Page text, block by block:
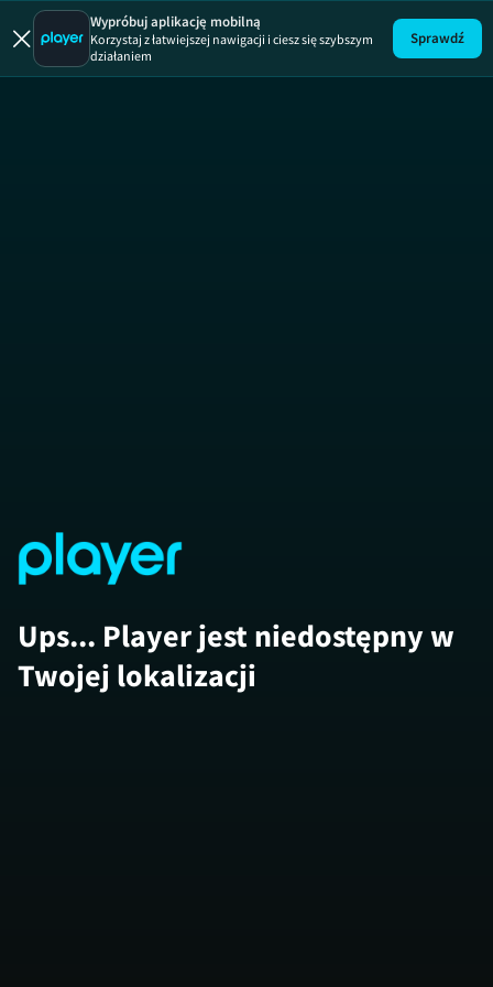
Wypróbuj aplikację mobilną
Korzystaj z łatwiejszej nawigacji i ciesz się szybszym
działaniem
Sprawdź
Ups... Player jest niedostępny w
Twojej lokalizacji